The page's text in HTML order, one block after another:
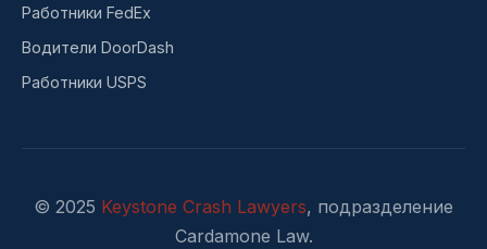
Работники FedEx
Водители DoorDash
Работники USPS
© 2025 Keystone Crash Lawyers, подразделение
Cardamone Law.